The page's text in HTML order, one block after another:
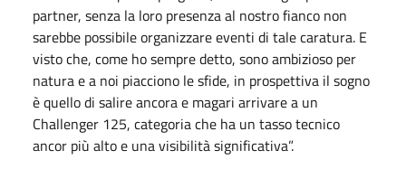
partner, senza la loro presenza al nostro fianco non
sarebbe possibile organizzare eventi di tale caratura. E
visto che, come ho sempre detto, sono ambizioso per
natura e a noi piacciono le sfide, in prospettiva il sogno
è quello di salire ancora e magari arrivare a un
Challenger 125, categoria che ha un tasso tecnico
ancor più alto e una visibilità significativa”.